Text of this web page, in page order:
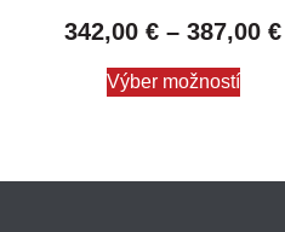
342,00 € – 387,00 €
Výber možností